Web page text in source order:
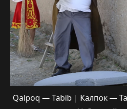
Qalpoq — Tabib | Калпок —